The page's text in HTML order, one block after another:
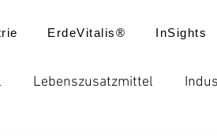
ErdeVitalis® InSights
Lebenszusatzmittel